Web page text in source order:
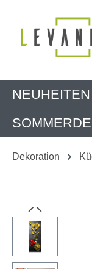
NEUHEITEN
Dekoration
Bildergalerie